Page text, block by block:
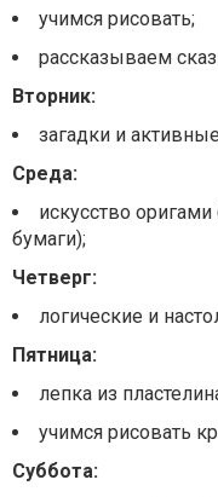
учимся рисовать;
рассказываем
Вторник:
загадки и
Среда:
искусство
бумаги);
Четверг:
логические и
Пятница:
лепка из
учимся рисовать
Суббота: